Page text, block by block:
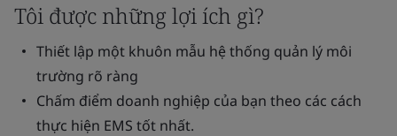
Tôi được những lợi ích gì?
Thiết lập một khuôn mẫu hệ thống quản lý môi
trường rõ ràng
Chấm điểm doanh nghiệp của bạn theo các cách
thực hiện EMS tốt nhất.